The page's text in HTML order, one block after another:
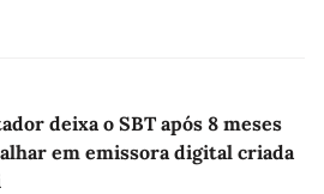
deixa o SBT após 8 meses
em emissora digital criada